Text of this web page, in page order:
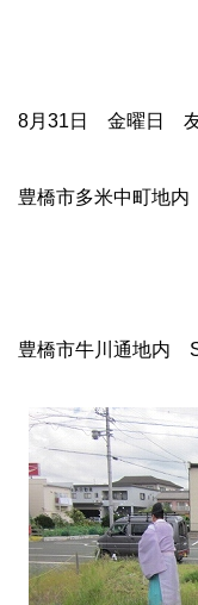
8月31日 金曜日 友
豊橋市多米中町地
豊橋市牛川通地内